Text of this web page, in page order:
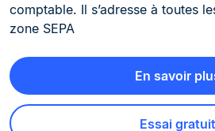
comptable. Il s’adresse à toutes
zone SEPA
En savoir
Essai gratuit